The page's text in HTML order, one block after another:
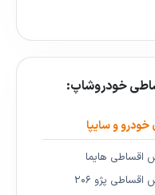
خودروشاپ:
خودرو و سایپا
اقساطی هایما
اقساطی پژو ۲۰۶